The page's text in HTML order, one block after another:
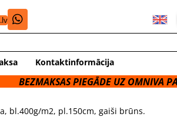
Kontaktinformācija
PIEGĀDE UZ OMNIVA
bl.400g/m2, pl.150cm, gaiši brūns.